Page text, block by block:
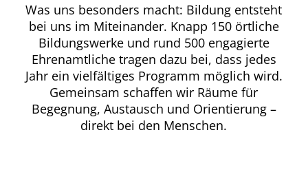
Was uns besonders macht: Bildung entsteht
bei uns im Miteinander. Knapp 150 örtliche
Bildungswerke und rund 500 engagierte
Ehrenamtliche tragen dazu bei, dass jedes
Jahr ein vielfältiges Programm möglich wird.
Gemeinsam schaffen wir Räume für
Begegnung, Austausch und Orientierung –
direkt bei den Menschen.